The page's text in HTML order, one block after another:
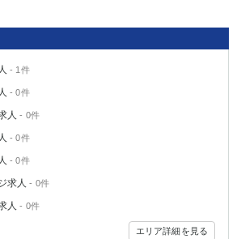
- 1件
- 0件
人- 0件
- 0件
- 0件
求人- 0件
人- 0件
エリア詳細を見る